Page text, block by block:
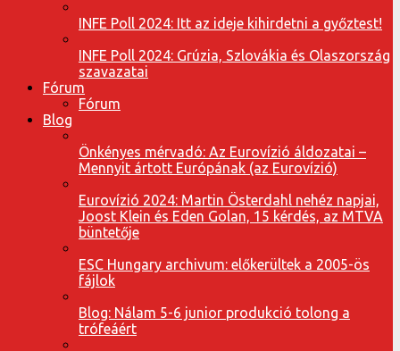
INFE Poll 2024: Itt az ideje kihirdetni a győztest!
INFE Poll 2024: Grúzia, Szlovákia és Olaszország
szavazatai
Fórum
Fórum
Blog
Önkényes mérvadó: Az Eurovízió áldozatai –
Mennyit ártott Európának (az Eurovízió)
Eurovízió 2024: Martin Österdahl nehéz napjai,
Joost Klein és Eden Golan, 15 kérdés, az MTVA
büntetője
ESC Hungary archivum: előkerültek a 2005-ös
fájlok
Blog: Nálam 5-6 junior produkció tolong a
trófeáért